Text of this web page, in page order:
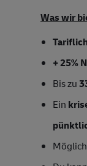
Was wir
+ 25%
Bis zu
Ein